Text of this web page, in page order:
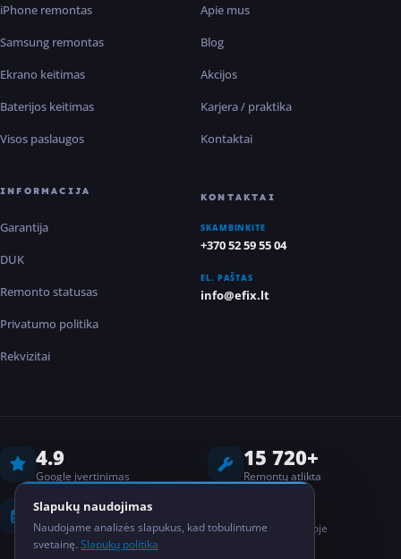
iPhone remontas
Samsung remontas
Ekrano keitimas
Baterijos keitimas
Visos paslaugos
Apie mus
Blog
Akcijos
Karjera / praktika
Kontaktai
INFORMACIJA
Garantija
DUK
Remonto statusas
Privatumo politika
Rekvizitai
KONTAKTAI
SKAMBINKITE
+370 52 59 55 04
EL. PAŠTAS
info@efix.lt
4.9
Google įvertinimas
15 720+
Remontų atlikta
8 metai
Darbo patirtis Salonai Lietuvoje
Slapukų naudojimas
Naudojame analizės slapukus, kad tobulintume
svetainę. Slapukų politika